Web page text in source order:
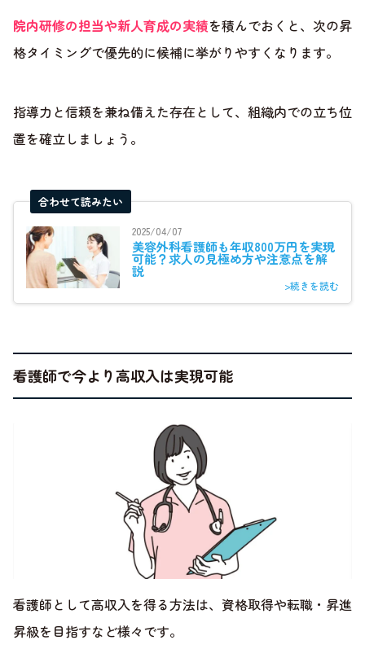
院内研修の担当や新人育成の実績を積んでおくと、次の昇
格タイミングで優先的に候補に挙がりやすくなります。
指導力と信頼を兼ね備えた存在として、組織内での立ち位
置を確立しましょう。
合わせて読みたい
2025/04/07
美容外科看護師も年収800万円を実現
可能？求人の見極め方や注意点を解
説
>続きを読む
看護師で今より高収入は実現可能
看護師として高収入を得る方法は、資格取得や転職・昇進
昇級を目指すなど様々です。